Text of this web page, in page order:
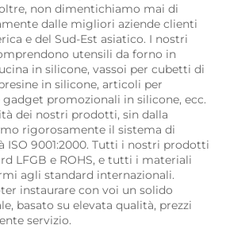
non dimentichiamo mai di
dalle migliori aziende clienti
e del Sud-Est asiatico. I nostri
utensili da forno in
in silicone, vassoi per cubetti di
in silicone, articoli per
promozionali in silicone, ecc.
dei nostri prodotti, sin dalla
rigorosamente il sistema di
ISO 9001:2000. Tutti i nostri prodotti
LFGB e ROHS, e tutti i materiali
agli standard internazionali.
instaurare con voi un solido
basato su elevata qualità, prezzi
servizio.